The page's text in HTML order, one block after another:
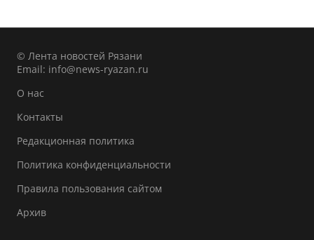
© Лента новостей Рязани
Email: info@news-ryazan.ru
О нас
Контакты
Редакционная политика
Политика конфиденциальности
Правила пользования сайтом
Архив